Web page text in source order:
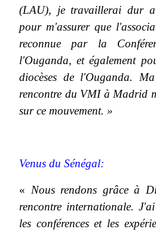
(LAU), je travaillerai dur
pour m'assurer que
reconnue par la
l'Ouganda, et également
diocèses de l'Ouganda.
rencontre du VMI à Madrid
sur ce mouvement. »
Venus du Sénégal:
« Nous rendons grâce à
rencontre internationale.
les conférences et les